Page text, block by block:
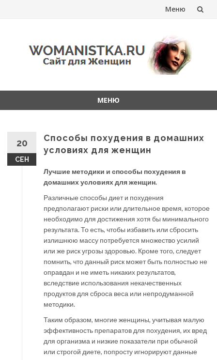
Меню
содержанию
МЕНЮ
20
СЕН
Способы похудения в домашних
условиях для женщин
Лучшие методики и способы похудения в
домашних условиях для женщин.
Различные способы диет и похудения
предполагают риски или длительное время, которое
необходимо для достижения хотя бы минимального
результата. То есть, чтобы избавить или сбросить
излишнюю массу потребуется множество усилий
или же риск угрозы здоровью. Кроме того, следует
помнить, что данный риск может быть полностью не
оправдан и не иметь никаких результатов,
вследствие использования некачественных
продуктов для сброса веса или непродуманной
методики.
Таким образом, многие женщины, учитывая малую
эффективность препаратов для похудения, их вред
для организма и низкие показатели при обычной
или строгой диете, попросту игнорируют данные